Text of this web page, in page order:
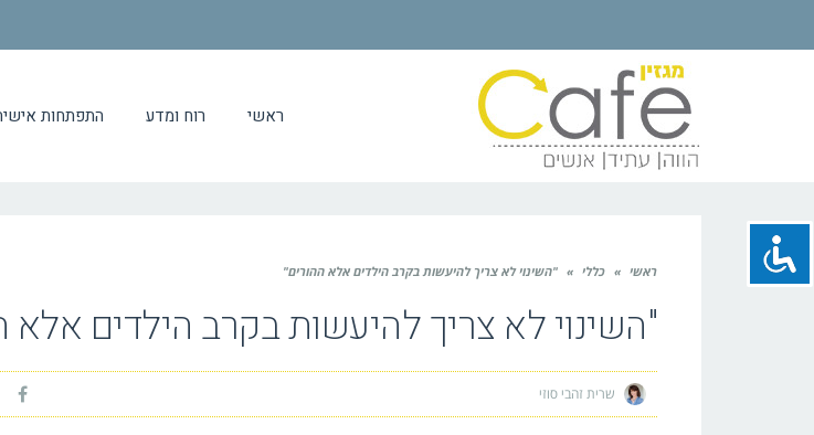
ראשי רוח ומדע התפתחות
ראשי » כללי » "השינוי לא צריך להיעשות בקרב הילדים אלא ההורים"
"השינוי לא צריך להיעשות בקרב הילדים אלא
שרית זהבי סוזי